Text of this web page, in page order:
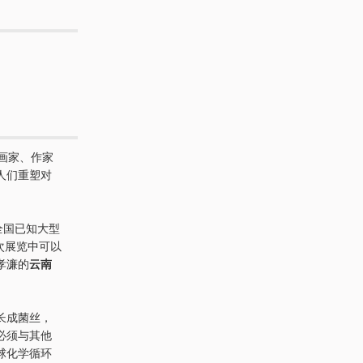
家、作家
们重塑对
已知大型
览中可以
濂的云南
菌丝，
须与其他
化学循环